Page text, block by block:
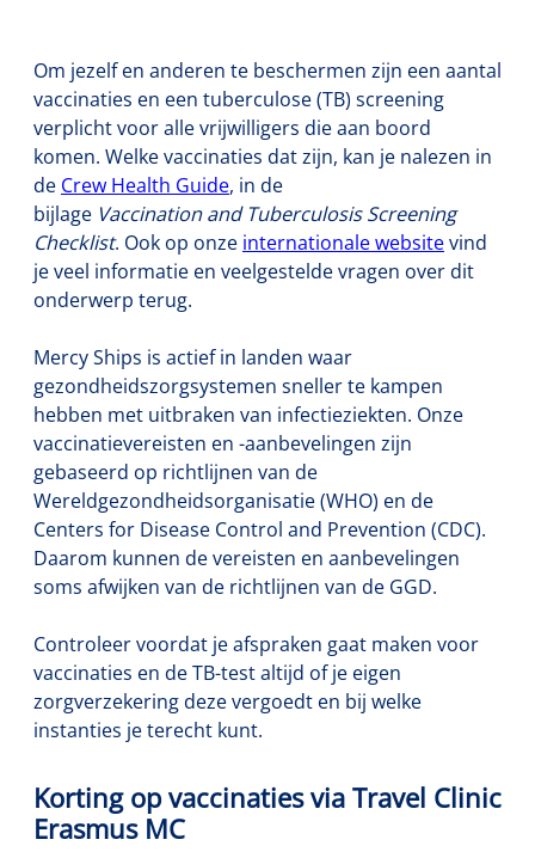
Om jezelf en anderen te beschermen zijn een aantal
vaccinaties en een tuberculose (TB) screening
verplicht voor alle vrijwilligers die aan boord
komen. Welke vaccinaties dat zijn, kan je nalezen in
de Crew Health Guide, in de
bijlage Vaccination and Tuberculosis Screening
Checklist. Ook op onze internationale websitevind
je veel informatie en veelgestelde vragen over dit
onderwerp terug.
Mercy Ships is actief in landen waar
gezondheidszorgsystemen sneller te kampen
hebben met uitbraken van infectieziekten. Onze
vaccinatievereisten en -aanbevelingen zijn
gebaseerd op richtlijnen van de
Wereldgezondheidsorganisatie (WHO) en de
Centers for Disease Control and Prevention (CDC).
Daarom kunnen de vereisten en aanbevelingen
soms afwijken van de richtlijnen van de GGD.
Controleer voordat je afspraken gaat maken voor
vaccinaties en de TB-test altijd of je eigen
zorgverzekering deze vergoedt en bij welke
instanties je terecht kunt.
Korting op vaccinaties via Travel Clinic
Erasmus MC